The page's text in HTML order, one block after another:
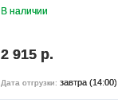
В наличии
2 915 р.
Дата отгрузки: завтра (14:00)